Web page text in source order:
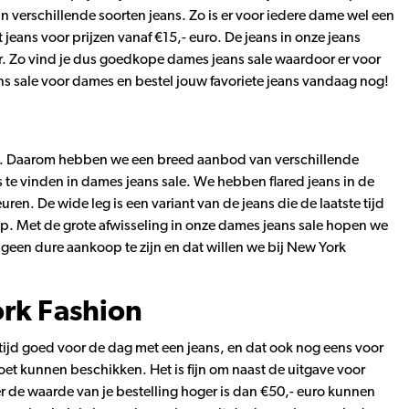
soorten jeans. Zo is er voor iedere dame wel een
voor prijzen vanaf €15,- euro. De jeans in onze jeans
vind je dus goedkope dames jeans sale waardoor er voor
sale voor dames en bestel jouw favoriete jeans vandaag nog!
hebben we een breed aanbod van verschillende
vinden in dames jeans sale. We hebben flared jeans in de
De wide leg is een variant van de jeans die de laatste tijd
Met de grote afwisseling in onze dames jeans sale hopen we
dure aankoop te zijn en dat willen we bij New York
Fashion
goed voor de dag met een jeans, en dat ook nog eens voor
kunnen beschikken. Het is fijn om naast de uitgave voor
waarde van je bestelling hoger is dan €50,- euro kunnen